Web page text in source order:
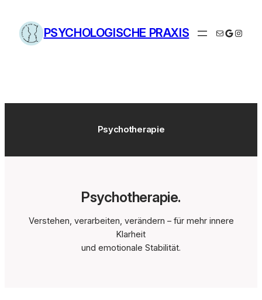
Inhalt
springen
PSYCHOLOGISCHE PRAXIS E-MailGoogle
Psychotherapie
Psychotherapie.
Verstehen, verarbeiten, verändern – für mehr innere
Klarheit
und emotionale Stabilität.